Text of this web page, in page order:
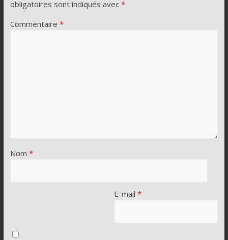
obligatoires sont indiqués avec *
Commentaire *
Nom *
E-mail *